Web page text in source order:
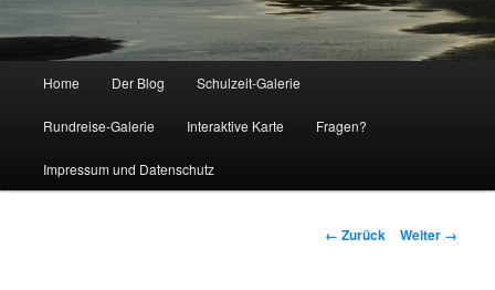
Zum Inhalt wechseln
Zum sekundären Inhalt wechseln
Home Der Blog Schulzeit-Galerie
Rundreise-Galerie Interaktive Karte Fragen?
Impressum und Datenschutz
Bilder-Navigation
← Zurück Weiter →